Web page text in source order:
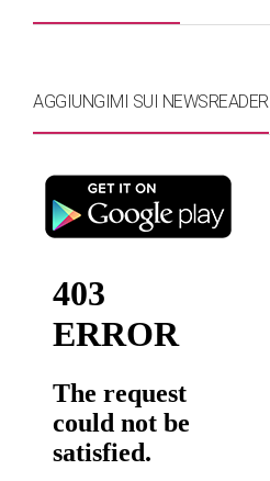
AGGIUNGIMI SUI NEWSREADER